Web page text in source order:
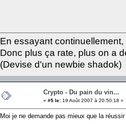
En essayant
Donc plus ça rate, plus on a
(Devise d'un newbie shadok)
Crypto - Du pain du vin...
« #5 le: 19 Août 2007 à 20:50:18 »
Moi je ne demande pas mieux que la